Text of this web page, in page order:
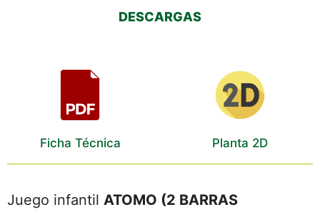
DESCARGAS
Ficha Técnica Planta 2D
Juego infantil ATOMO (2 BARRAS